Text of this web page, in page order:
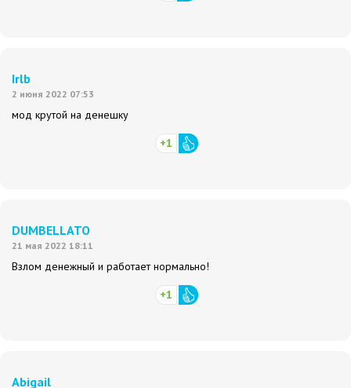
Irlb
2 июня 2022 07:53
мод крутой на денешку
+1
DUMBELLATO
21 мая 2022 18:11
Взлом денежный и работает нормально!
+1
Abigail